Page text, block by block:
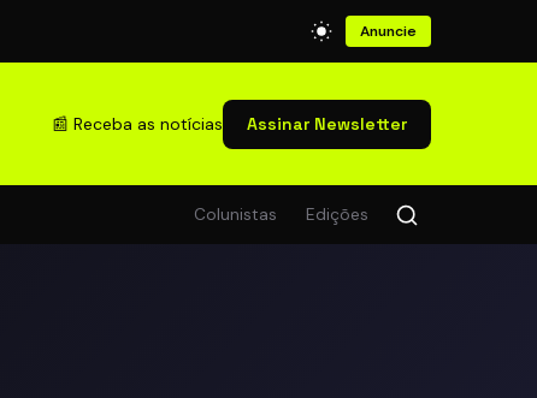
Anuncie
📰 Receba as notícias Assinar Newsletter
Colunistas Edições